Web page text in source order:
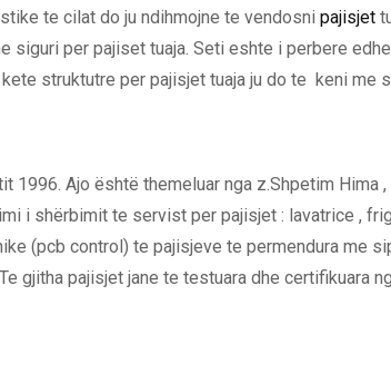
te cilat do ju ndihmojne te vendosni pajisjet
siguri per pajiset tuaja. Seti eshte i perbere
struktutre per pajisjet tuaja ju do te keni me
1996. Ajo është themeluar nga z.Shpetim Hima
i shërbimit te servist per pajisjet : lavatrice ,
(pcb control) te pajisjeve te permendura me
gjitha pajisjet jane te testuara dhe certifikuara